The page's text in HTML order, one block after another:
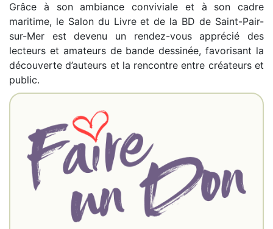
Grâce à son ambiance conviviale et à son cadre
maritime, le Salon du Livre et de la BD de Saint-Pair-
sur-Mer est devenu un rendez-vous apprécié des
lecteurs et amateurs de bande dessinée, favorisant la
découverte d’auteurs et la rencontre entre créateurs et
public.